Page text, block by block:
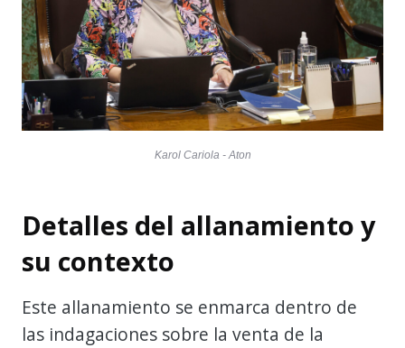
Karol Cariola - Aton
Detalles del allanamiento y
su contexto
Este allanamiento se enmarca dentro de
las indagaciones sobre la venta de la